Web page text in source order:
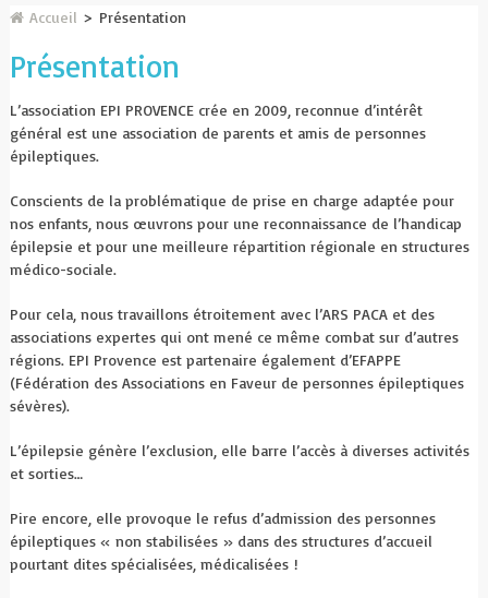
Accueil > Présentation
Présentation
L’association EPI PROVENCE crée en 2009, reconnue d’intérêt
général est une association de parents et amis de personnes
épileptiques.
Conscients de la problématique de prise en charge adaptée pour
nos enfants, nous œuvrons pour une reconnaissance de l’handicap
épilepsie et pour une meilleure répartition régionale en structures
médico-sociale.
Pour cela, nous travaillons étroitement avec l’ARS PACA et des
associations expertes qui ont mené ce même combat sur d’autres
régions. EPI Provence est partenaire également d’EFAPPE
(Fédération des Associations en Faveur de personnes épileptiques
sévères).
L’épilepsie génère l’exclusion, elle barre l’accès à diverses activités
et sorties…
Pire encore, elle provoque le refus d’admission des personnes
épileptiques « non stabilisées » dans des structures d’accueil
pourtant dites spécialisées, médicalisées !